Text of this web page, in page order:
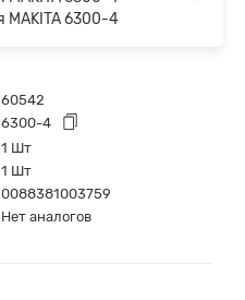
60542
6300-4
1 Шт
1 Шт
0088381003759
Нет аналогов